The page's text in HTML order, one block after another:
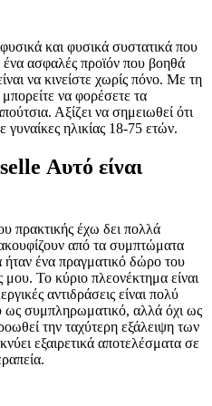
και φυσικά συστατικά που
ένα ασφαλές προϊόν που βοηθά
να κινείστε χωρίς πόνο. Με τη
να φορέσετε τα
Αξίζει να σημειωθεί ότι
γυναίκες ηλικίας 18-75 ετών.
Αυτό είναι
πρακτικής έχω δει πολλά
από τα συμπτώματα
ένα πραγματικό δώρο του
μου. Το κύριο πλεονέκτημα είναι
αντιδράσεις είναι πολύ
ως συμπληρωματικό, αλλά όχι ως
την ταχύτερη εξάλειψη των
εξαιρετικά αποτελέσματα σε